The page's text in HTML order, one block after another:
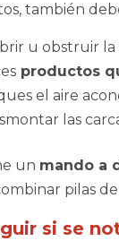
también
u obstruir la
productos
el aire
las
un mando a
pilas
si se